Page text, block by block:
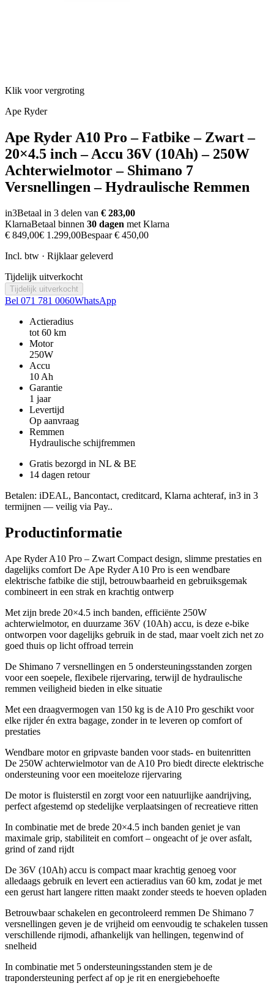
Klik voor vergroting
Ape Ryder
Ape Ryder A10 Pro – Fatbike – Zwart –
20×4.5 inch – Accu 36V (10Ah) – 250W
Achterwielmotor – Shimano 7
Versnellingen – Hydraulische Remmen
in3Betaal in 3 delen van € 283,00
KlarnaBetaal binnen 30 dagen met Klarna
€ 849,00€ 1.299,00Bespaar€ 450,00
Incl. btw · Rijklaar geleverd
Tijdelijk uitverkocht
Tijdelijk uitverkocht
Bel 071 781 0060WhatsApp
Actieradius
tot 60 km
Motor
250W
Accu
10 Ah
Garantie
1 jaar
Levertijd
Op aanvraag
Remmen
Hydraulische schijfremmen
Gratis bezorgd in NL & BE
14 dagen retour
Betalen: iDEAL, Bancontact, creditcard, Klarna achteraf, in3 in 3
termijnen — veilig via Pay..
Productinformatie
Ape Ryder A10 Pro – Zwart Compact design, slimme prestaties en
dagelijks comfort De Ape Ryder A10 Pro is een wendbare
elektrische fatbike die stijl, betrouwbaarheid en gebruiksgemak
combineert in een strak en krachtig ontwerp
Met zijn brede 20×4.5 inch banden, efficiënte 250W
achterwielmotor, en duurzame 36V (10Ah) accu, is deze e-bike
ontworpen voor dagelijks gebruik in de stad, maar voelt zich net zo
goed thuis op licht offroad terrein
De Shimano 7 versnellingen en 5 ondersteuningsstanden zorgen
voor een soepele, flexibele rijervaring, terwijl de hydraulische
remmen veiligheid bieden in elke situatie
Met een draagvermogen van 150 kg is de A10 Pro geschikt voor
elke rijder én extra bagage, zonder in te leveren op comfort of
prestaties
Wendbare motor en gripvaste banden voor stads- en buitenritten
De 250W achterwielmotor van de A10 Pro biedt directe elektrische
ondersteuning voor een moeiteloze rijervaring
De motor is fluisterstil en zorgt voor een natuurlijke aandrijving,
perfect afgestemd op stedelijke verplaatsingen of recreatieve ritten
In combinatie met de brede 20×4.5 inch banden geniet je van
maximale grip, stabiliteit en comfort – ongeacht of je over asfalt,
grind of zand rijdt
De 36V (10Ah) accu is compact maar krachtig genoeg voor
alledaags gebruik en levert een actieradius van 60 km, zodat je met
een gerust hart langere ritten maakt zonder steeds te hoeven opladen
Betrouwbaar schakelen en gecontroleerd remmen De Shimano 7
versnellingen geven je de vrijheid om eenvoudig te schakelen tussen
verschillende rijmodi, afhankelijk van hellingen, tegenwind of
snelheid
In combinatie met 5 ondersteuningsstanden stem je de
trapondersteuning perfect af op je rit en energiebehoefte